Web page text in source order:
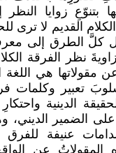
بتنوّعِ زوايا النظر
القديم لا ترى
كلَّ الطرق إلى
نظر الفرقة
مقولاتها هي اللغة
تعبير وكلمات
الدينية
الضمير الديني،
عنيفة للفرق
المقولاتُ عن